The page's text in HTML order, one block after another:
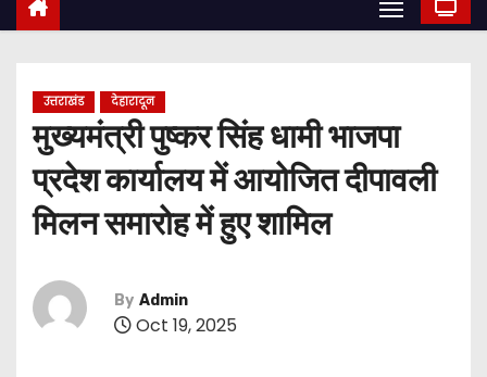
उत्तराखंड देहारादून
मुख्यमंत्री पुष्कर सिंह धामी भाजपा
प्रदेश कार्यालय में आयोजित दीपावली
मिलन समारोह में हुए शामिल
By Admin
Oct 19, 2025